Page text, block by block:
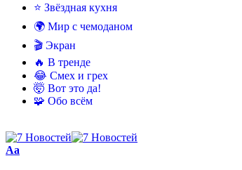
⭐ Звёздная кухня
🌍 Мир с чемоданом
🎬 Экран
🔥 В тренде
😂 Смех и грех
🤯 Вот это да!
🧩 Обо всём
Aa